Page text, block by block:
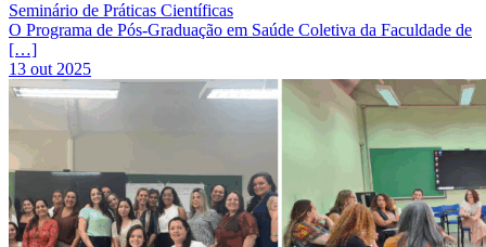
Seminário de Práticas Científicas
O Programa de Pós-Graduação em Saúde Coletiva da Faculdade de
[…]
13 out 2025